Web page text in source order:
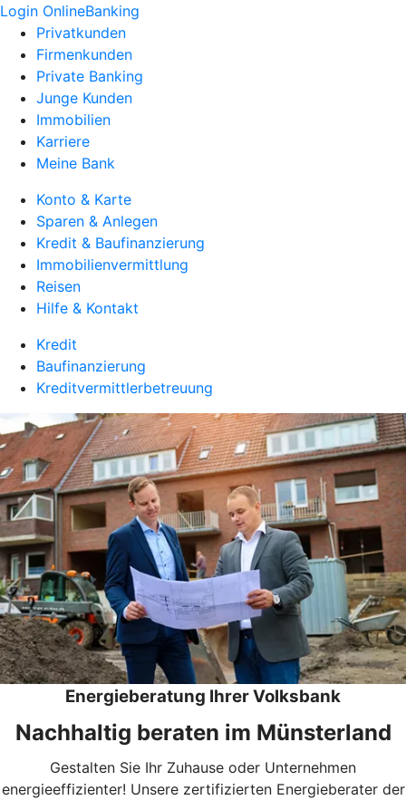
Login OnlineBanking
Privatkunden
Firmenkunden
Private Banking
Junge Kunden
Immobilien
Karriere
Meine Bank
Konto & Karte
Sparen & Anlegen
Kredit & Baufinanzierung
Immobilienvermittlung
Reisen
Hilfe & Kontakt
Kredit
Baufinanzierung
Kreditvermittlerbetreuung
Energieberatung Ihrer Volksbank
Nachhaltig beraten im Münsterland
Gestalten Sie Ihr Zuhause oder Unternehmen
energieeffizienter! Unsere zertifizierten Energieberater der